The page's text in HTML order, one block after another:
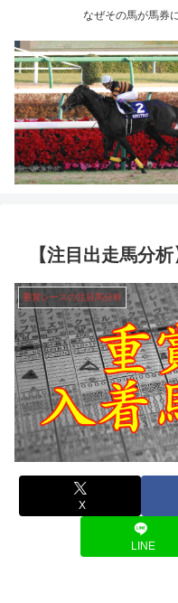
なぜその馬が馬券
【注目出走馬分
重賞レースの注目馬分析
X
LINE